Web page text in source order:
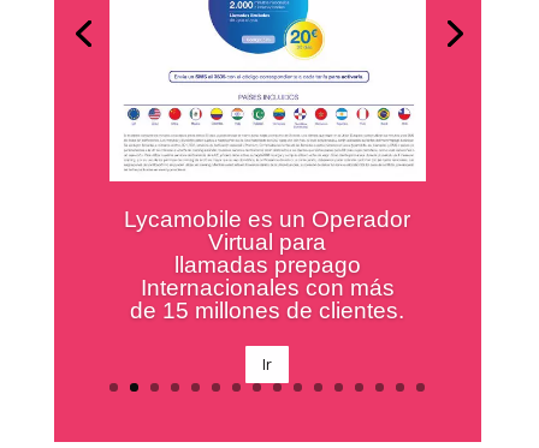
En Goya tenemos una amplísima
variedad de productos
En Goya tenemos una
amplísima variedad de
productos, conócelos aquí
Ir